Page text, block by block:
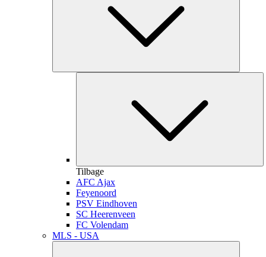
Tilbage
AFC Ajax
Feyenoord
PSV Eindhoven
SC Heerenveen
FC Volendam
MLS - USA